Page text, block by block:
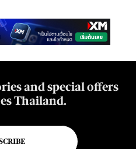
and special offers
Thailand.